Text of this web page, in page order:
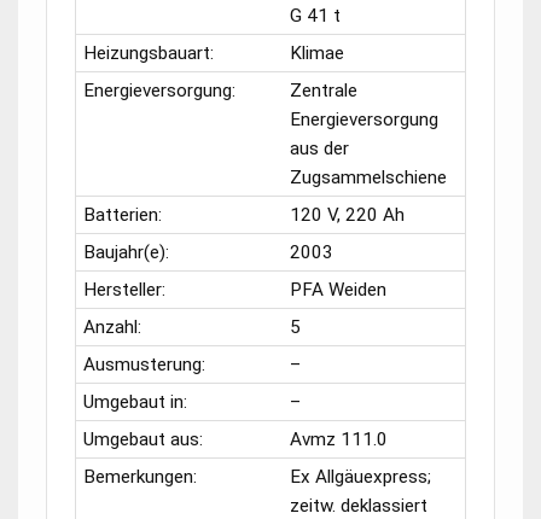
G 41 t
Heizungsbauart:
Klimae
Energieversorgung:
Zentrale
Energieversorgung
aus der
Zugsammelschiene
Batterien:
120 V, 220 Ah
Baujahr(e):
2003
Hersteller:
PFA Weiden
Anzahl:
5
Ausmusterung:
–
Umgebaut in:
–
Umgebaut aus:
Avmz 111.0
Bemerkungen:
Ex Allgäuexpress;
zeitw. deklassiert